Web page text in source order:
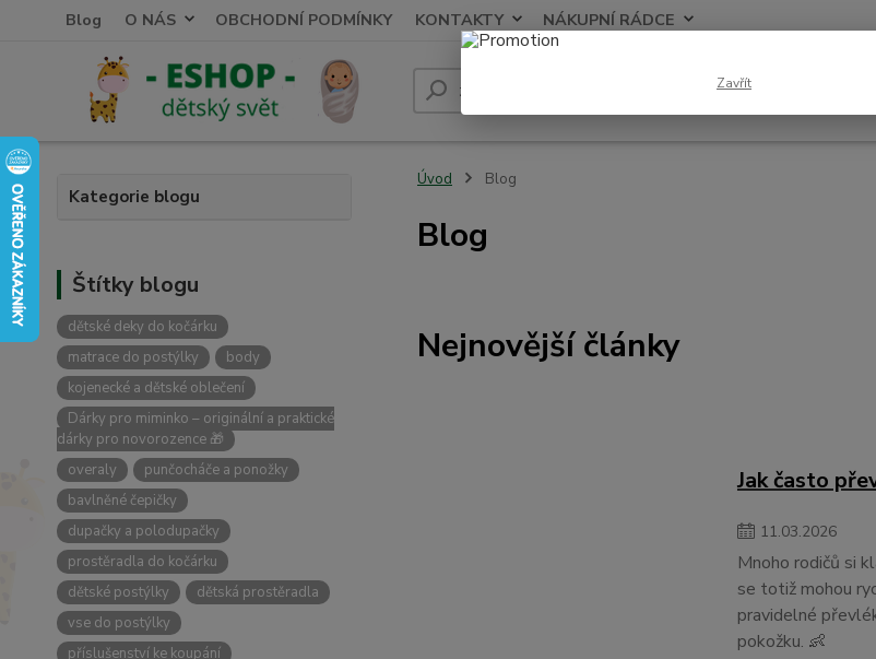
Blog O NÁS OBCHODNÍ PODMÍNKY KONTAKTY NÁKUPNÍ RÁDCE
Hledat
Kategorie blogu
Štítky blogu
dětské deky do kočárku
matrace do postýlky
body
kojenecké a dětské oblečení
Dárky pro miminko – originální a praktické
dárky pro novorozence 🎁
overaly
punčocháče a ponožky
bavlněné čepičky
dupačky a polodupačky
prostěradla do kočárku
dětské postýlky
dětská prostěradla
vse do postýlky
příslušenství ke koupání
Úvod Blog
Blog
Nejnovější články
Jak často
11.03.2026
Mnoho rodičů si
se totiž mohou
pravidelné
pokožku. 👶
Zavřít